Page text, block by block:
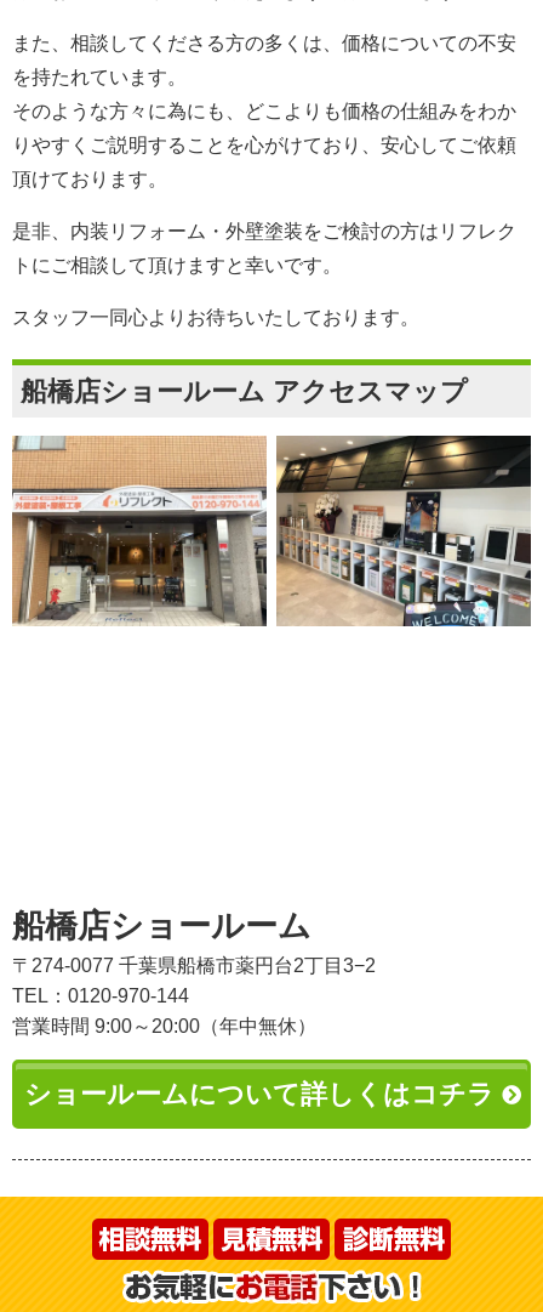
また、相談してくださる方の多くは、価格についての不安
を持たれています。
そのような方々に為にも、どこよりも価格の仕組みをわか
りやすくご説明することを心がけており、安心してご依頼
頂けております。
是非、内装リフォーム・外壁塗装をご検討の方は リフレク
ト にご相談して頂けますと幸いです。
スタッフ一同心よりお待ちいたしております。
船橋店ショールーム アクセスマップ
船橋店ショールーム
〒274-0077 千葉県船橋市薬円台2丁目3−2
TEL：0120-970-144
営業時間 9:00～20:00（年中無休）
ショールームについて詳しくはコチラ